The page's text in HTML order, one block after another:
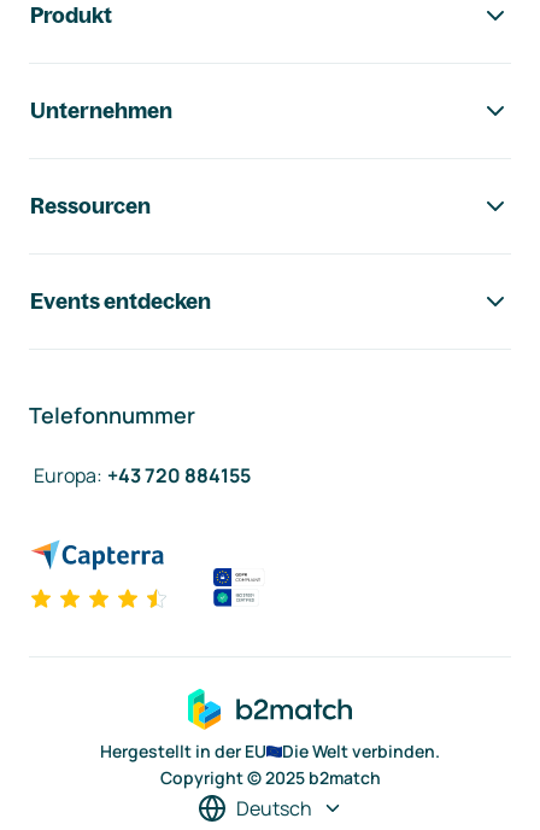
Produkt
Unternehmen
Ressourcen
Events entdecken
Telefonnummer
Europa: +43 720 884155
Hergestellt in der EU
Die Welt verbinden.
Copyright © 2025 b2match
Deutsch